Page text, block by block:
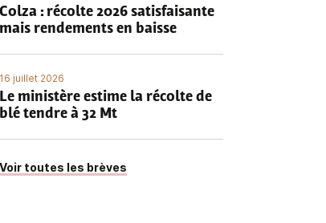
Colza : récolte 2026 satisfaisante
mais rendements en baisse
16 juillet 2026
Le ministère estime la récolte de
blé tendre à 32 Mt
Voir toutes les brèves